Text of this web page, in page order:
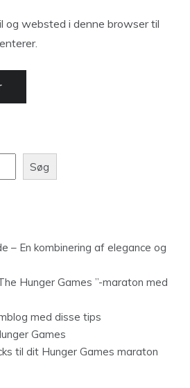
og websted i denne browser til
Søg
– En kombinering af elegance og
Hunger Games ”-maraton med
med disse tips
Games
til dit Hunger Games maraton